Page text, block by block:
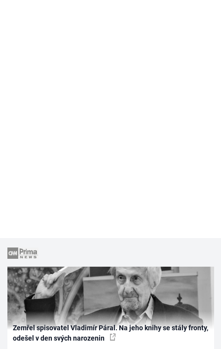
Zemřel spisovatel Vladimír Páral. Na jeho knihy se stály fronty,
odešel v den svých narozenin